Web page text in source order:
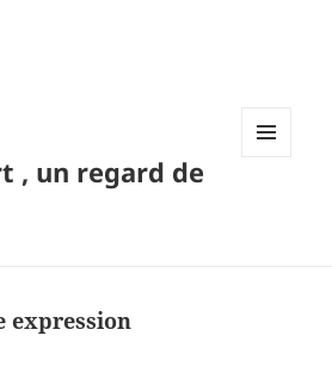
, un regard de
expression